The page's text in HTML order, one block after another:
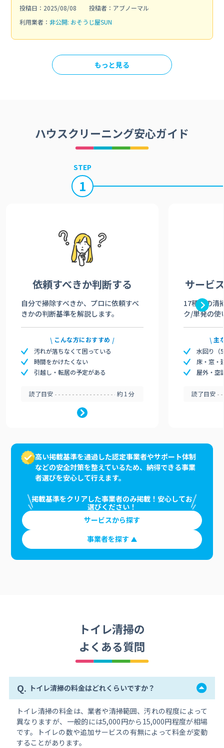
投稿日：2025/08/08
投稿者：アブノーマル
利用業者： 非公開: おそうじ屋SUN
もっと見る
ハウスクリーニング安心ガイド
STEP
1
依頼すべきか判断する
自分で掃除すべきか、プロに依頼すべ
きかの判断基準を解説します。
こんな方におすすめ
汚れが落ちなくて困っている
時間をかけたくない
引越し・転居の予定がある
読了目安 約1分
サービ
17種類の清
ク/単発の使
主
水回り（
床・窓・
屋外・空
読了目安
高い掲載基準を通過した認定事業者やサポート体制
などの安全対策を整えているため、納得できる事業
者選びを安心して行えます。
掲載基準をクリアした事業者のみ掲載！安心してお
選びください！
サービスから探す
事業者を探す
トイレ清掃の
よくある質問
Q. トイレ清掃の料金はどれくらいですか？
トイレ清掃の料金は、業者や清掃範囲、汚れの程度によって
異なりますが、一般的には5,000円から15,000円程度が相場
です。トイレの数や追加サービスの有無によって料金が変動
することがあります。